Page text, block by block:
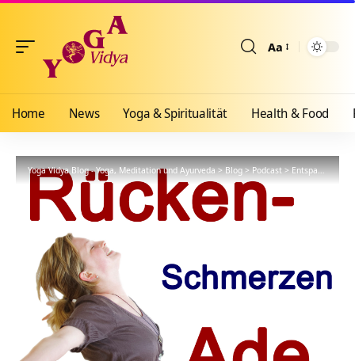
Aa
Home News Yoga & Spiritualität Health & Food
Yoga Vidya Blog - Yoga, Meditation und Ayurveda>Blog>Podcast>Entspannung